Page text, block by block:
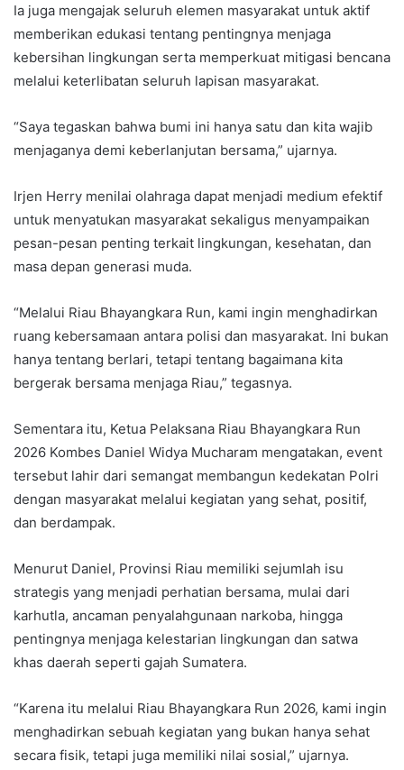
Ia juga mengajak seluruh elemen masyarakat untuk aktif
memberikan edukasi tentang pentingnya menjaga
kebersihan lingkungan serta memperkuat mitigasi bencana
melalui keterlibatan seluruh lapisan masyarakat.
“Saya tegaskan bahwa bumi ini hanya satu dan kita wajib
menjaganya demi keberlanjutan bersama,” ujarnya.
Irjen Herry menilai olahraga dapat menjadi medium efektif
untuk menyatukan masyarakat sekaligus menyampaikan
pesan-pesan penting terkait lingkungan, kesehatan, dan
masa depan generasi muda.
“Melalui Riau Bhayangkara Run, kami ingin menghadirkan
ruang kebersamaan antara polisi dan masyarakat. Ini bukan
hanya tentang berlari, tetapi tentang bagaimana kita
bergerak bersama menjaga Riau,” tegasnya.
Sementara itu, Ketua Pelaksana Riau Bhayangkara Run
2026 Kombes Daniel Widya Mucharam mengatakan, event
tersebut lahir dari semangat membangun kedekatan Polri
dengan masyarakat melalui kegiatan yang sehat, positif,
dan berdampak.
Menurut Daniel, Provinsi Riau memiliki sejumlah isu
strategis yang menjadi perhatian bersama, mulai dari
karhutla, ancaman penyalahgunaan narkoba, hingga
pentingnya menjaga kelestarian lingkungan dan satwa
khas daerah seperti gajah Sumatera.
“Karena itu melalui Riau Bhayangkara Run 2026, kami ingin
menghadirkan sebuah kegiatan yang bukan hanya sehat
secara fisik, tetapi juga memiliki nilai sosial,” ujarnya.